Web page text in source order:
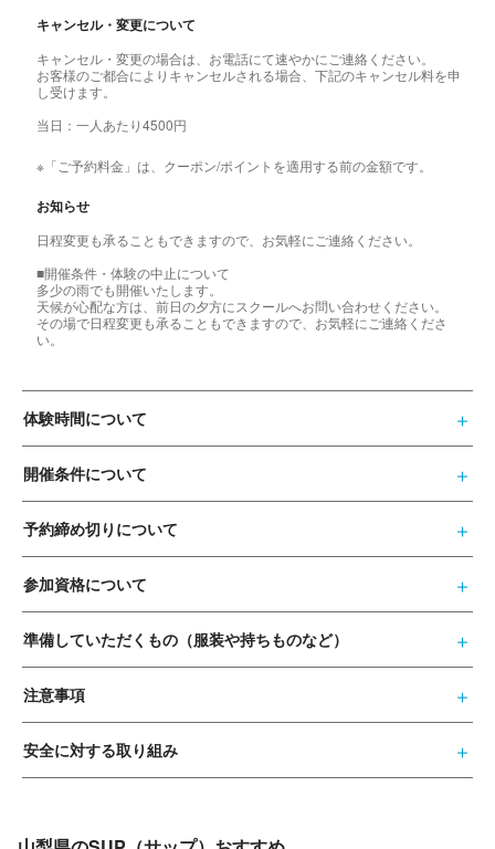
キャンセル・変更について
キャンセル・変更の場合は、お電話にて速やかにご連絡ください。
お客様のご都合によりキャンセルされる場合、下記のキャンセル料を申
し受けます。
当日：一人あたり4500円
※「ご予約料金」は、クーポン/ポイントを適用する前の金額です。
お知らせ
日程変更も承ることもできますので、お気軽にご連絡ください。
■開催条件・体験の中止について
多少の雨でも開催いたします。
天候が心配な方は、前日の夕方にスクールへお問い合わせください。
その場で日程変更も承ることもできますので、お気軽にご連絡くださ
い。
体験時間について
開催条件について
予約締め切りについて
参加資格について
準備していただくもの（服装や持ちものなど）
注意事項
安全に対する取り組み